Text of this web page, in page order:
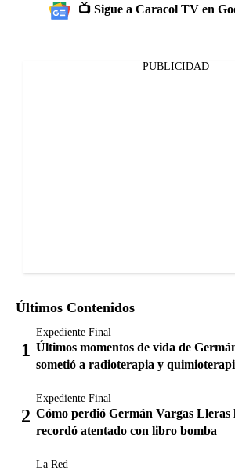
📺 Sigue a Caracol TV en
PUBLICIDAD
Últimos Contenidos
Expediente Final
Últimos momentos de vida de
sometió a radioterapia y
Expediente Final
Cómo perdió Germán Vargas Lleras
recordó atentado con libro bomba
La Red